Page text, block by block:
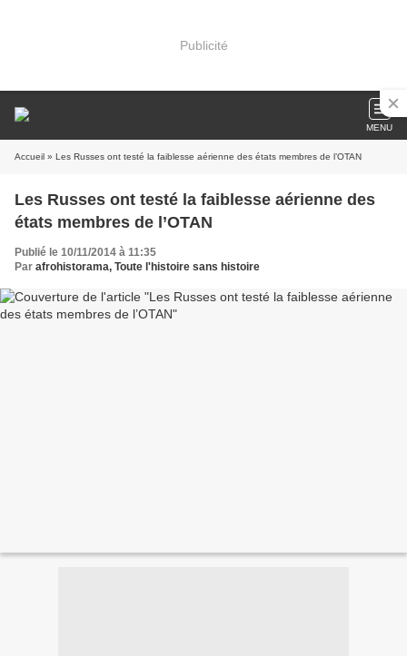
Publicité
MENU
Accueil » Les Russes ont testé la faiblesse aérienne des états membres de l’OTAN
Les Russes ont testé la faiblesse aérienne des
états membres de l’OTAN
Publié le 10/11/2014 à 11:35
Par afrohistorama, Toute l'histoire sans histoire